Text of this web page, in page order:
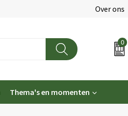
Over ons
0
Thema's en momenten